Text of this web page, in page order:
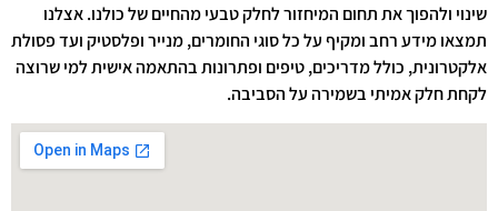
שינוי ולהפוך את תחום המיחזור לחלק טבעי מהחיים של כולנו. אצלנו
תמצאו מידע רחב ומקיף על כל סוגי החומרים, מנייר ופלסטיק ועד פסולת
אלקטרונית, כולל מדריכים, טיפים ופתרונות בהתאמה אישית למי שרוצה
לקחת חלק אמיתי בשמירה על הסביבה.